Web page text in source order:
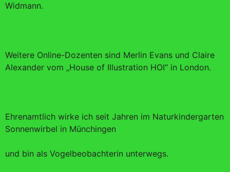
Widmann.
Weitere Online-Dozenten sind Merlin Evans und Claire
Alexander vom „House of Illustration HOI“ in London.
Ehrenamtlich wirke ich seit Jahren im Naturkindergarten
Sonnenwirbel in Münchingen
und bin als Vogelbeobachterin unterwegs.